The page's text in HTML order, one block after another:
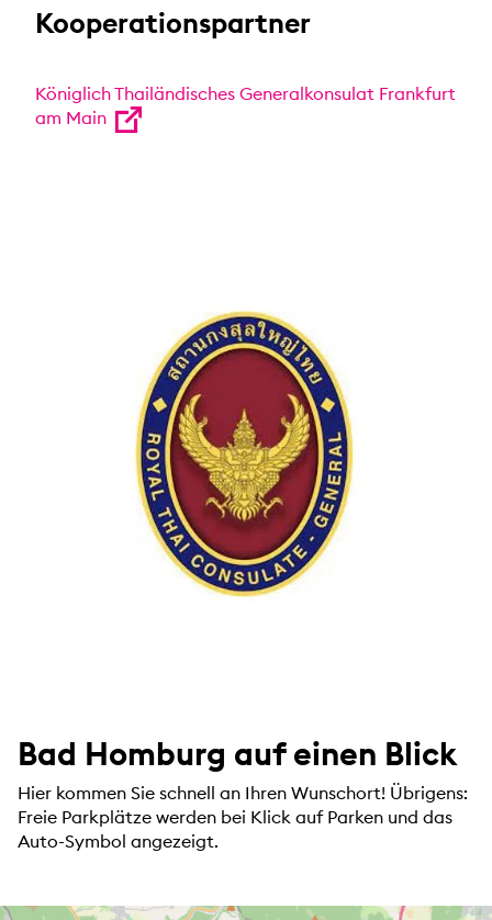
Kooperationspartner
Königlich Thailändisches Generalkonsulat Frankfurt
am Main
Bad Homburg auf einen Blick
Hier kommen Sie schnell an Ihren Wunschort! Übrigens:
Freie Parkplätze werden bei Klick auf Parken und das
Auto-Symbol angezeigt.